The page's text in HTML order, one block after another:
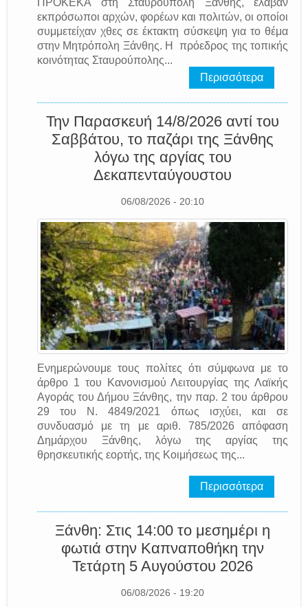
ΠΡΟΚΕΚΑ στη Σταυρούπολη Ξάνθης, έλαβαν
εκπρόσωποι αρχών, φορέων και πολιτών, οι οποίοι
συμμετείχαν χθες σε έκτακτη σύσκεψη για το θέμα
στην Μητρόπολη Ξάνθης. Η πρόεδρος της τοπικής
κοινότητας Σταυρούπολης...
Περισσότερα
Την Παρασκευή 14/8/2026 αντί του
Σαββάτου, το παζάρι της Ξάνθης
λόγω της αργίας του
Δεκαπενταύγουστου
06/08/2026 - 20:10
Ενημερώνουμε τους πολίτες ότι σύμφωνα με το
άρθρο 1 του Κανονισμού Λειτουργίας της Λαϊκής
Αγοράς του Δήμου Ξάνθης, την παρ. 2 του άρθρου
29 του Ν. 4849/2021 όπως ισχύει, και σε
συνδυασμό με τη με αριθ. 785/2026 απόφαση
Δημάρχου Ξάνθης, λόγω της αργίας της
θρησκευτικής εορτής, της Κοιμήσεως της...
Περισσότερα
Ξάνθη: Στις 14:00 το μεσημέρι η
φωτιά στην Καπναποθήκη την
Τετάρτη 5 Αυγούστου 2026
06/08/2026 - 19:20